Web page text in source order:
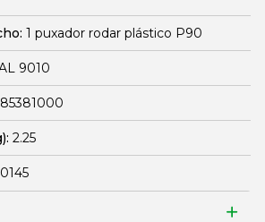
1 puxador rodar plástico P90
9010
85381000
2.25